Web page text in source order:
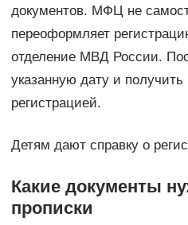
документов. МФЦ не
переоформляет
отделение МВД России.
указанную дату и получить
регистрацией.
Детям дают справку о
Какие документы
прописки